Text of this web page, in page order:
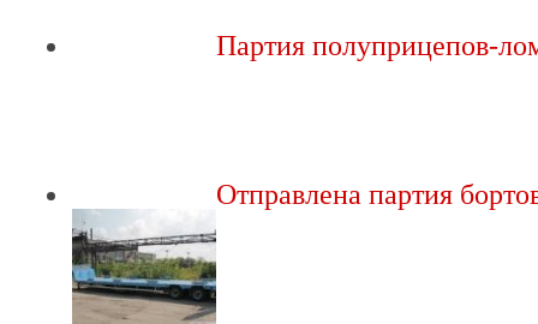
Партия полуприцепов-
Отправлена партия